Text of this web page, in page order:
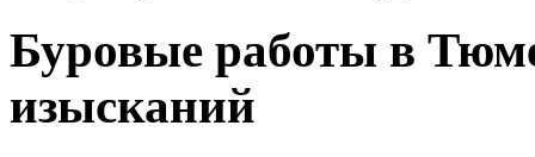
Буровые работы в
изысканий